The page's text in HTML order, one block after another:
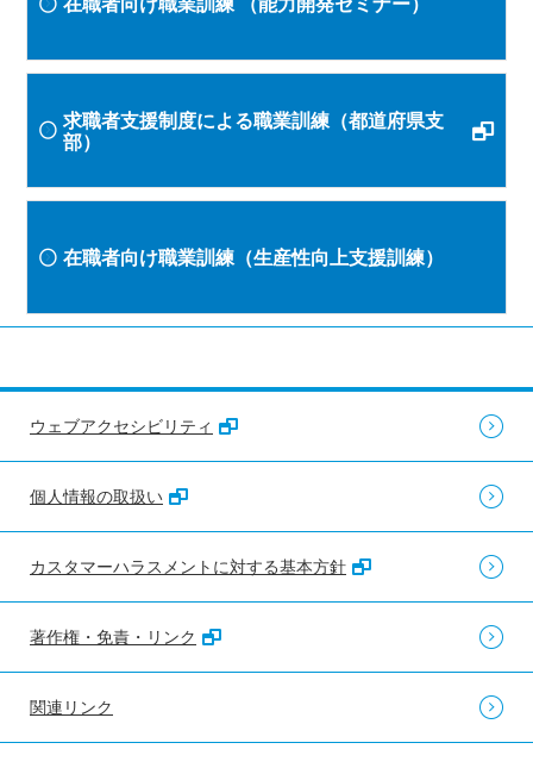
求職者支援制度による職業訓練（都道府県支
部）
在職者向け職業訓練（生産性向上支援訓練）
ウェブアクセシビリティ
個人情報の取扱い
カスタマーハラスメントに対する基本方針
著作権・免責・リンク
関連リンク